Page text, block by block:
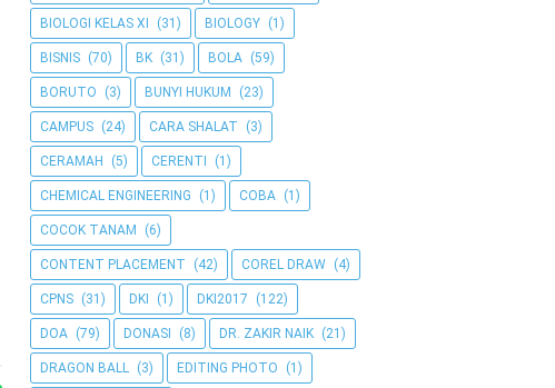
BIOLOGI KELAS XI (31) BIOLOGY (1)
BISNIS (70) BK (31) BOLA (59)
BORUTO (3) BUNYI HUKUM (23)
CAMPUS (24) CARA SHALAT (3)
CERAMAH (5) CERENTI (1)
CHEMICAL ENGINEERING (1) COBA (1)
COCOK TANAM (6)
CONTENT PLACEMENT (42) COREL DRAW (4)
CPNS (31) DKI (1) DKI2017 (122)
DOA (79) DONASI (8) DR. ZAKIR NAIK (21)
DRAGON BALL (3) EDITING PHOTO (1)